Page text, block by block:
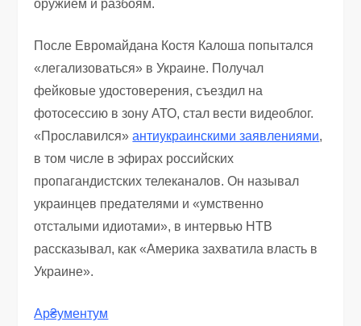
оружием и разбоям.
После Евромайдана Костя Калоша попытался
«легализоваться» в Украине. Получал
фейковые удостоверения, съездил на
фотосессию в зону АТО, стал вести видеоблог.
«Прославился»антиукраинскими заявлениями,
в том числе в эфирах российских
пропагандистских телеканалов. Он называл
украинцев предателями и «умственно
отсталыми идиотами», в интервью НТВ
рассказывал, как «Америка захватила власть в
Украине».
Ар₴ументум